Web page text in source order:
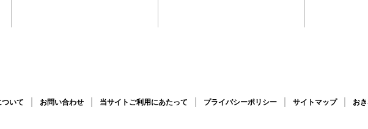
いて お問い合わせ 当サイトご利用にあたって プライバシーポリシー サイトマップ お